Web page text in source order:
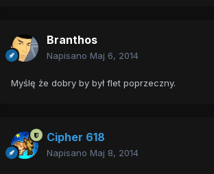
Branthos
Napisano Maj 6, 2014
Myślę że dobry by był flet poprzeczny.
Cipher 618
Napisano Maj 8, 2014